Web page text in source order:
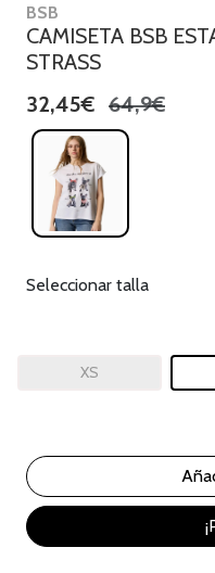
BSB
CAMISETA BSB
STRASS
32,45€ 64,9€
Seleccionar talla
XS